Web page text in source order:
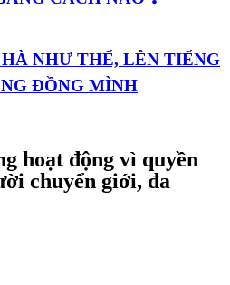
NHƯ THẾ, LÊN TIẾNG
ĐỒNG MÌNH
hoạt động vì quyền
chuyển giới, đa